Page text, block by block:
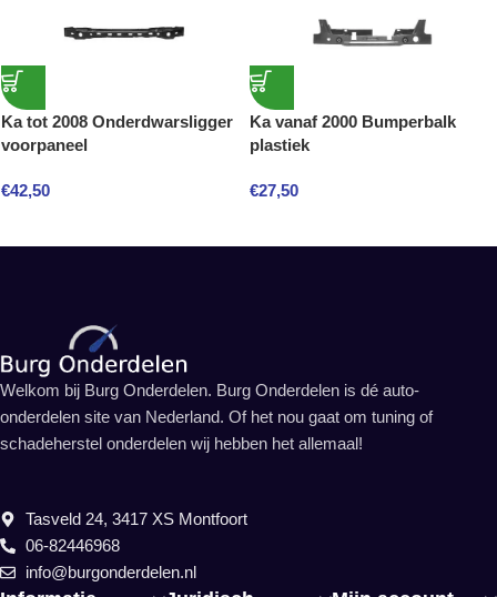
Ka tot 2008 Onderdwarsligger
voorpaneel
€42,50
Ka vanaf 2000 Bumperbalk
plastiek
€27,50
Welkom bij Burg Onderdelen. Burg Onderdelen is dé auto-
onderdelen site van Nederland. Of het nou gaat om tuning of
schadeherstel onderdelen wij hebben het allemaal!
Tasveld 24, 3417 XS Montfoort
06-82446968
info@burgonderdelen.nl